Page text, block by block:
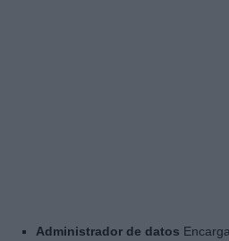
Administrador de datos